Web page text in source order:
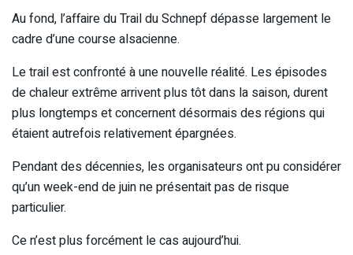
Au fond, l’affaire du Trail du Schnepf dépasse largement le
cadre d’une course alsacienne.
Le trail est confronté à une nouvelle réalité. Les épisodes
de chaleur extrême arrivent plus tôt dans la saison, durent
plus longtemps et concernent désormais des régions qui
étaient autrefois relativement épargnées.
Pendant des décennies, les organisateurs ont pu considérer
qu’un week-end de juin ne présentait pas de risque
particulier.
Ce n’est plus forcément le cas aujourd’hui.